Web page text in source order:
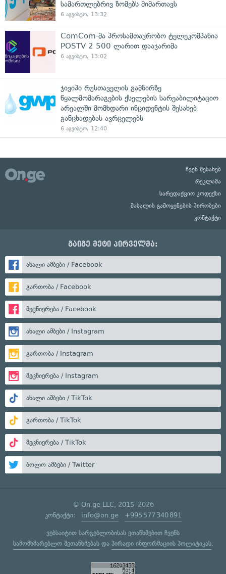
სამართლებრივ ზომებს მიმართავს
6 აგვისტო, 13:32
ComCom-მა პროსამთავრობო ტელეკომპანია
POSTV 2 500 ლარით დააჯარიმა
6 აგვისტო, 13:02
ჯივიპი რუსთაველის გამზირზე
წყალმომარაგების ქსელების სარეაბილიტაციო
არეალში მომხდარი ინციდენტის შესახებ
განცხადებას ავრცელებს
6 აგვისტო, 12:40
ჩვენ შესახებ
რეკლამა
სარედაქციო კოდექსი
მასალის გამოყენების პირობები
კონტაქტი
გაიგე მეტი პირველმა:
ახალი ამბები / Facebook
გართობა / Facebook
მეცნიერება / Facebook
ახალი ამბები / Instagram
გართობა / Instagram
მეცნიერება / Instagram
ახალი ამბები / TikTok
გართობა / TikTok
მეცნიერება / TikTok
ბოლო ამბები / Twitter
© On.ge LLC, 2015–2026
კონტაქტი: info@on.ge +995 577 340 891
ვებსაიტით სარგებლობისას ეთანხმებით ჩვენს
სამომხმარებლო შეთანხმებასდა პირადი ინფორმაციის პოლიტიკას.